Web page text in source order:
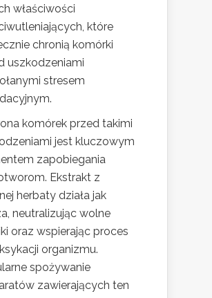
właściwości
które
chronią komórki
uszkodzeniami
stresem
komórek przed takimi
jest kluczowym
zapobiegania
Ekstrakt z
herbaty działa jak
neutralizując wolne
oraz wspierając proces
organizmu.
spożywanie
zawierających ten